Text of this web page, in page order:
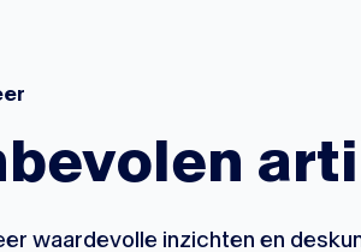
waardevolle inzichten en